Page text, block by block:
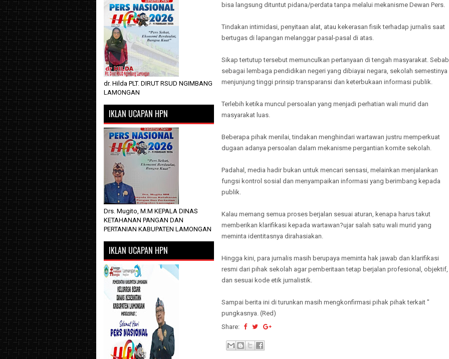
bisa langsung dituntut pidana/perdata tanpa melalui mekanisme Dewan Pers.
Tindakan intimidasi, penyitaan alat, atau kekerasan fisik terhadap jurnalis saat
bertugas di lapangan melanggar pasal-pasal di atas.
Sikap tertutup tersebut memunculkan pertanyaan di tengah masyarakat.
sebagai lembaga pendidikan negeri yang dibiayai negara, sekolah semestinya
menjunjung tinggi prinsip transparansi dan keterbukaan informasi publik.
Terlebih ketika muncul persoalan yang menjadi perhatian wali murid dan
masyarakat luas.
Beberapa pihak menilai, tindakan menghindari wartawan justru memperkuat
dugaan adanya persoalan dalam mekanisme pergantian komite sekolah.
Padahal, media hadir bukan untuk mencari sensasi, melainkan menjalankan
fungsi kontrol sosial dan menyampaikan informasi yang berimbang kepada
publik.
Kalau memang semua proses berjalan sesuai aturan, kenapa harus takut
memberikan klarifikasi kepada wartawan?ujar salah satu wali murid yang
meminta identitasnya dirahasiakan.
Hingga kini, para jurnalis masih berupaya meminta hak jawab dan klarifikasi
resmi dari pihak sekolah agar pemberitaan tetap berjalan profesional, objektif,
dan sesuai kode etik jurnalistik.
Sampai berita ini di turunkan masih mengkonfirmasi pihak pihak terkait "
pungkasnya. (Red)
Share:
dr. Hilda PLT. DIRUT RSUD NGIMBANG
LAMONGAN
IKLAN UCAPAN HPN
Drs. Mugito, M.M KEPALA DINAS
KETAHANAN PANGAN DAN
PERTANIAN KABUPATEN LAMONGAN
IKLAN UCAPAN HPN